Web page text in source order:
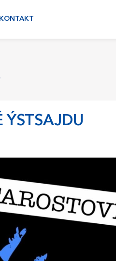
KONTAKT
ÝSTSAJDU